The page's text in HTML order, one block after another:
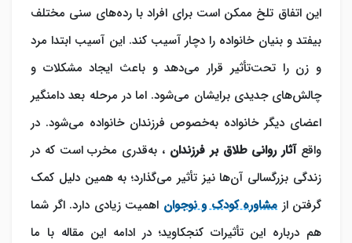
این اتفاق تلخ ممکن است برای افراد با رده‌های سنی مختلف
بیفتد و بنیان خانواده را دچار آسیب کند. این آسیب ابتدا مرد
و زن را تحت‌تأثیر قرار می‌دهد و باعث ایجاد مشکلات و
چالش‌های جدیدی برایشان می‌شود. اما در مرحله بعد دامنگیر
اعضای دیگر خانواده به‌خصوص فرزندان خانواده می‌شود. در
واقعآثار روانی طلاق بر فرزندان ، به‌قدری مخرب است که در
زندگی بزرگسالی آن‌ها نیز تأثیر می‌گذارد؛ به همین دلیل کمک
گرفتن از مشاوره کودک و نوجوان اهمیت زیادی دارد. اگر شما
هم درباره این تأثیرات کنجکاوید؛ در ادامه این مقاله با ما